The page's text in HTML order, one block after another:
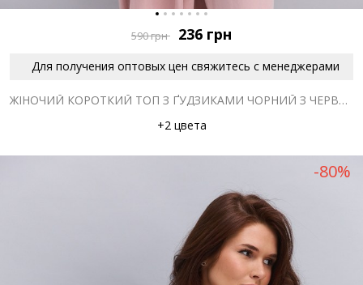
590грн 236 грн
Для получения оптовых цен свяжитесь с менеджерами
ЖІНОЧИЙ КОРОТКИЙ ТОП З ҐУДЗИКАМИ ЧОРНИЙ З ЧЕРВОНИМ КВІТКОВИМ ВІЗЕРУНКОМ
+2 цвета
-80%